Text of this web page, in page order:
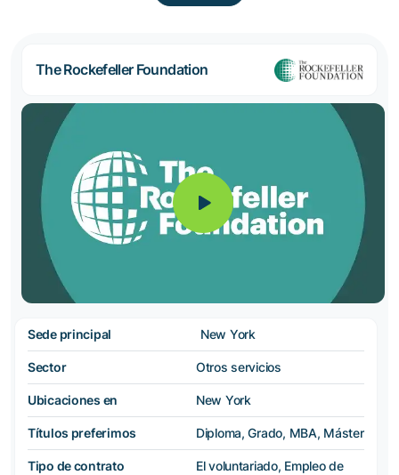
The Rockefeller Foundation
Sede principal New York
Sector Otros servicios
Ubicaciones en New York
Títulos preferimos Diploma, Grado, MBA, Máster
Tipo de contrato El voluntariado, Empleo de